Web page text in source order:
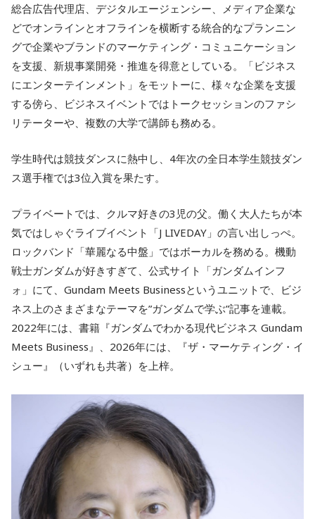
総合広告代理店、デジタルエージェンシー、メディア企業な
どでオンラインとオフラインを横断する統合的なプランニン
グで企業やブランドのマーケティング・コミュニケーション
を支援、新規事業開発・推進を得意としている。「ビジネス
にエンターテインメント」をモットーに、様々な企業を支援
する傍ら、ビジネスイベントではトークセッションのファシ
リテーターや、複数の大学で講師も務める。
学生時代は競技ダンスに熱中し、4年次の全日本学生競技ダン
ス選手権では3位入賞を果たす。
プライベートでは、クルマ好きの3児の父。働く大人たちが本
気ではしゃぐライブイベント「J LIVEDAY」の言い出しっぺ。
ロックバンド「華麗なる中盤」ではボーカルを務める。機動
戦士ガンダムが好きすぎて、公式サイト「ガンダムインフ
ォ」にて、Gundam Meets Businessというユニットで、ビジ
ネス上のさまざまなテーマを”ガンダムで学ぶ”記事を連載。
2022年には、書籍『ガンダムでわかる現代ビジネス Gundam
Meets Business』、2026年には、『ザ・マーケティング・イ
シュー』（いずれも共著）を上梓。